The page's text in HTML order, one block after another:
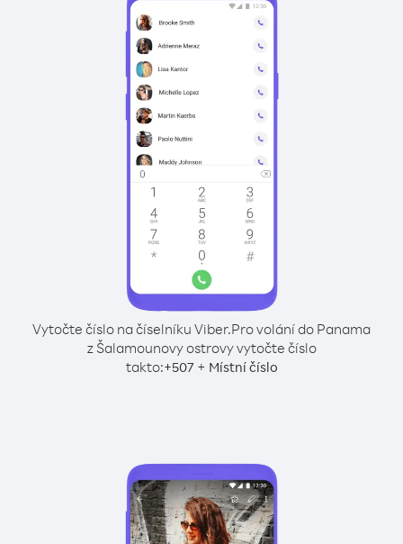
Vytočte číslo na číselníku Viber.Pro volání do Panama
z Šalamounovy ostrovy vytočte číslo
takto:+507+ Místní číslo